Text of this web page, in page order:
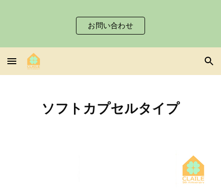
Skip to main content
お問い合わせ
ソフトカプセルタイプ